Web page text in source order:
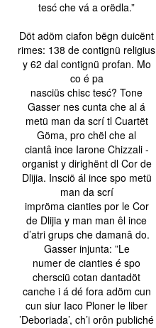
tesć che vá a orëdla.”
Döt adöm ciafon bëgn duicënt
rimes: 138 de contignü religius
y 62 dal contignü profan. Mo
co é pa
nasciüs chisc tesć? Tone
Gasser nes cunta che al á
metü man da scrí tl Cuartët
Göma, pro chël che al
ciantâ ince Iarone Chizzali -
organist y dirighënt dl Cor de
Dlijia. Insciö ál ince spo metü
man da scrí
impröma cianties por le Cor
de Dlijia y man man êl ince
d’atri grups che damanâ do.
Gasser injunta: ”Le
numer de cianties é spo
chersciü cotan dantadöt
canche i á dé fora adöm cun
cun siur Iaco Ploner le liber
’Deboriada’, ch’i orôn publiché